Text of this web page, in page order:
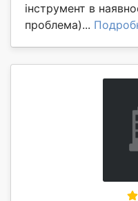
інструмент в
проблема)...